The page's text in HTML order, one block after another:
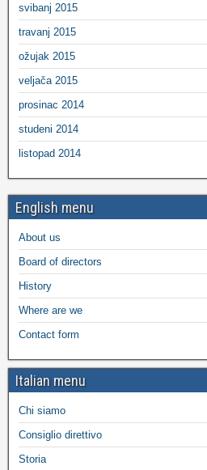
svibanj 2015
travanj 2015
ožujak 2015
veljača 2015
prosinac 2014
studeni 2014
listopad 2014
English menu
About us
Board of directors
History
Where are we
Contact form
Italian menu
Chi siamo
Consiglio direttivo
Storia